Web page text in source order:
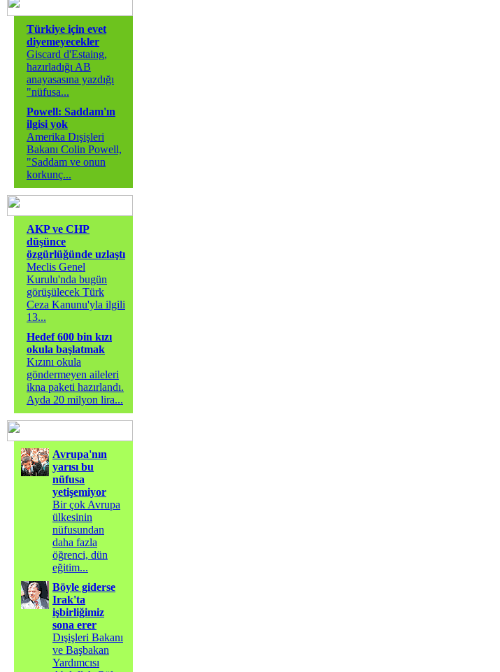
Türkiye için evet
diyemeyecekler
Giscard d'Estaing,
hazırladığı AB
anayasasına yazdığı
"nüfusa...
Powell: Saddam'ın
ilgisi yok
Amerika Dışişleri
Bakanı Colin Powell,
"Saddam ve onun
korkunç...
AKP ve CHP
düşünce
özgürlüğünde uzlaştı
Meclis Genel
Kurulu'nda bugün
görüşülecek Türk
Ceza Kanunu'yla ilgili
13...
Hedef 600 bin kızı
okula başlatmak
Kızını okula
göndermeyen aileleri
ikna paketi hazırlandı.
Ayda 20 milyon lira...
Avrupa'nın
yarısı bu
nüfusa
yetişemiyor
Bir çok Avrupa
ülkesinin
nüfusundan
daha fazla
öğrenci, dün
eğitim...
Böyle giderse
Irak'ta
işbirliğimiz
sona erer
Dışişleri Bakanı
ve Başbakan
Yardımcısı